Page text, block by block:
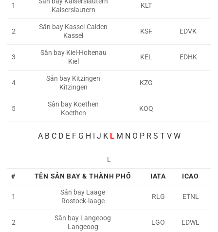
1
Kaiserslautern
KLT
2
Sân bay Kassel-Calden
Kassel
KSF EDVK
3
Sân bay Kiel-Holtenau
Kiel
KEL EDHK
4
Sân bay Kitzingen
Kitzingen
KZG
5
Sân bay Koethen
Koethen
KOQ
A B C D E F G H I J K LM N O P R S T V W
L
#
TÊN SÂN BAY & THÀNH PHỐ IATA ICAO
1
Sân bay Laage
Rostock-laage
RLG ETNL
2
Sân bay Langeoog
Langeoog
LGO EDWL